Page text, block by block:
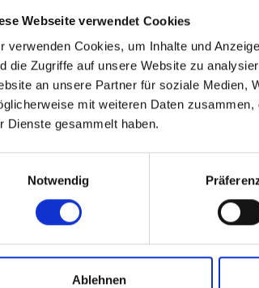
Webseite verwendet Cookies
verwenden Cookies, um Inhalte und
die Zugriffe auf unsere Website zu
an unsere Partner für soziale Medien,
mit weiteren Daten
Dienste gesammelt haben.
Notwendig
Ablehnen
Bewährtes XC und All Mountain-Profil.
26“, 27.5“ und 29“ sowie der super-
für prima Seitenhalt.